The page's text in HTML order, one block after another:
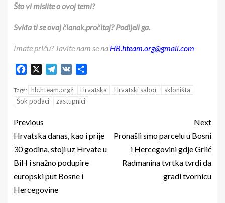
Što vi mislite o ovoj temi?
Sviđa ti se ovaj članak,pročitaj? Podijeli ga.
Imate priču? Javite nam se na HB.hteam.org@gmail.com
Facebook Telegram
VK
Tags: hb.hteam.orgž Hrvatska Hrvatski sabor
skloništa
Šok podaci
zastupnici
Previous
Hrvatska danas, kao i prije
30 godina, stoji uz Hrvate u
BiH i snažno podupire
europski put Bosne i
Hercegovine
Next
Pronašli smo parcelu u Bosni
i Hercegovini gdje Grlić
Radmanina tvrtka tvrdi da
gradi tvornicu